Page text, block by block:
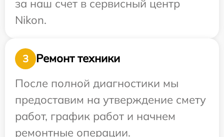
за наш счет в сервисный центр
Nikon.
3
Ремонт техники
После полной диагностики мы
предоставим на утверждение смету
работ, график работ и начнем
ремонтные операции.